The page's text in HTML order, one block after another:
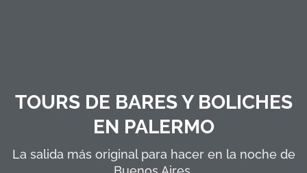
TOURS DE BARES Y BOLICHES
EN PALERMO
La salida más original para hacer en la noche de